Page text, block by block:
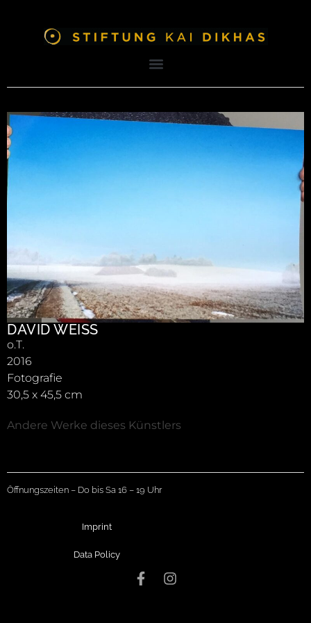
DAVID WEISS
o.T.
2016
Fotografie
30,5 x 45,5 cm
Andere Werke dieses Künstlers
Öffnungszeiten – Do bis Sa 16 – 19 Uhr
Imprint
Data Policy